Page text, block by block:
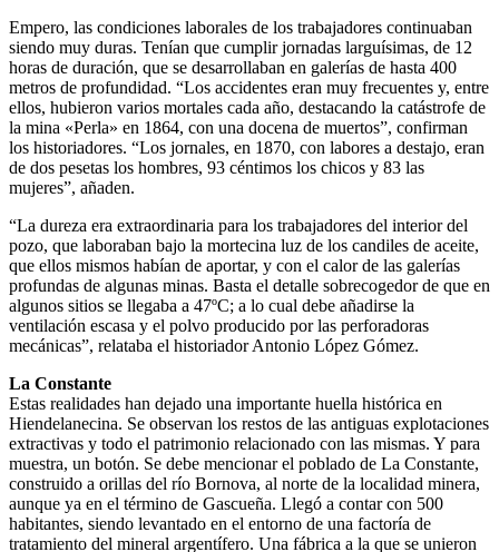
Empero, las condiciones laborales de los trabajadores continuaban
siendo muy duras. Tenían que cumplir jornadas larguísimas, de 12
horas de duración, que se desarrollaban en galerías de hasta 400
metros de profundidad. “Los accidentes eran muy frecuentes y, entre
ellos, hubieron varios mortales cada año, destacando la catástrofe de
la mina «Perla» en 1864, con una docena de muertos”, confirman
los historiadores. “Los jornales, en 1870, con labores a destajo, eran
de dos pesetas los hombres, 93 céntimos los chicos y 83 las
mujeres”, añaden.
“La dureza era extraordinaria para los trabajadores del interior del
pozo, que laboraban bajo la mortecina luz de los candiles de aceite,
que ellos mismos habían de aportar, y con el calor de las galerías
profundas de algunas minas. Basta el detalle sobrecogedor de que en
algunos sitios se llegaba a 47ºC; a lo cual debe añadirse la
ventilación escasa y el polvo producido por las perforadoras
mecánicas”, relataba el historiador Antonio López Gómez.
La Constante
Estas realidades han dejado una importante huella histórica en
Hiendelanecina. Se observan los restos de las antiguas explotaciones
extractivas y todo el patrimonio relacionado con las mismas. Y para
muestra, un botón. Se debe mencionar el poblado de La Constante,
construido a orillas del río Bornova, al norte de la localidad minera,
aunque ya en el término de Gascueña. Llegó a contar con 500
habitantes, siendo levantado en el entorno de una factoría de
tratamiento del mineral argentífero. Una fábrica a la que se unieron